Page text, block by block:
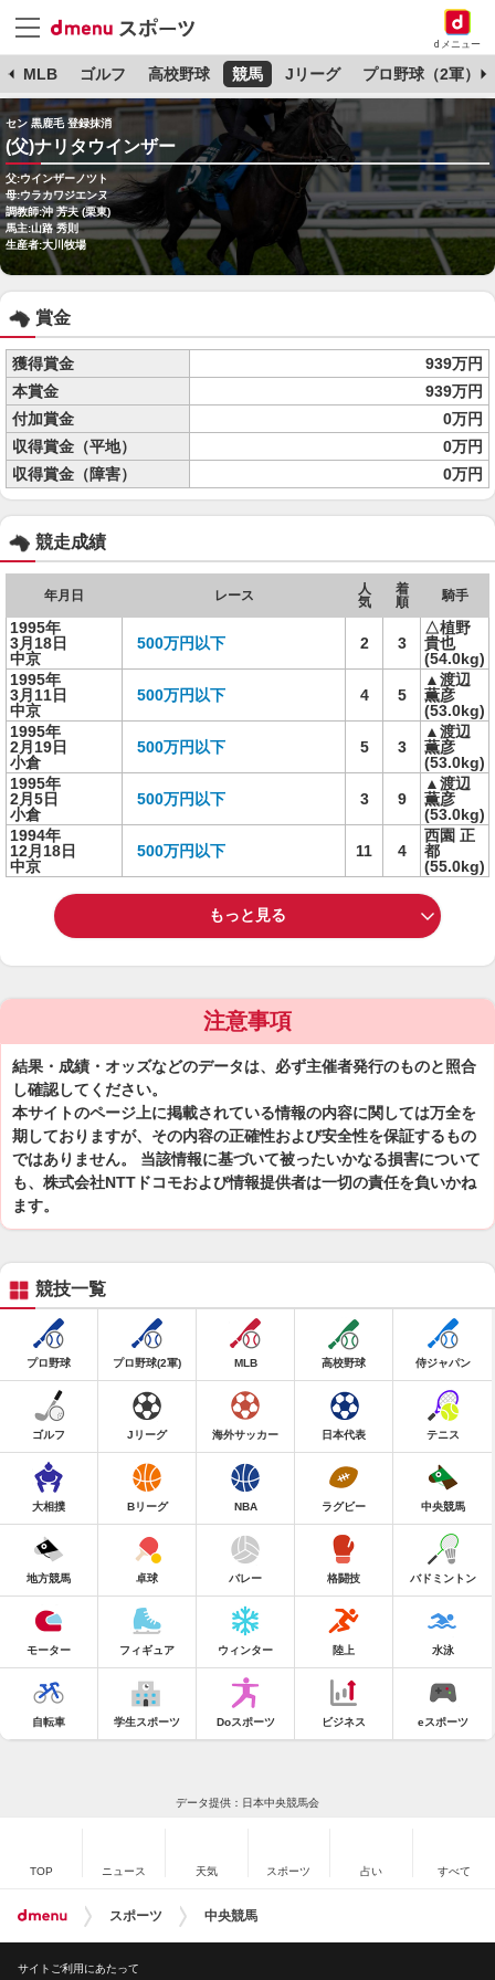
dメニュー
MLB ゴルフ 高校野球 競馬 Jリーグ プロ野球（2軍）
セン 黒鹿毛 登録抹消
(父)ナリタウインザー
父:ウインザーノツト
母:ウラカワジエンヌ
調教師:沖 芳夫 (栗東)
馬主:山路 秀則
生産者:大川牧場
賞金
獲得賞金
939万円
本賞金
939万円
付加賞金
0万円
収得賞金（平地）
0万円
収得賞金（障害）
0万円
競走成績
年月日 レース
人
気
着
順
騎手
1995年
3月18日
中京
500万円以下 2 3
△植野
貴也
(54.0kg)
1995年
3月11日
中京
500万円以下 4 5
▲渡辺
薫彦
(53.0kg)
1995年
2月19日
小倉
500万円以下 5 3
▲渡辺
薫彦
(53.0kg)
1995年
2月5日
小倉
500万円以下 3 9
▲渡辺
薫彦
(53.0kg)
1994年
12月18日
中京
500万円以下 11 4
西園 正
都
(55.0kg)
もっと見る
注意事項
結果・成績・オッズなどのデータは、必ず主催者発行のものと照合
し確認してください。
本サイトのページ上に掲載されている情報の内容に関しては万全を
期しておりますが、その内容の正確性および安全性を保証するもの
ではありません。 当該情報に基づいて被ったいかなる損害について
も、株式会社NTTドコモおよび情報提供者は一切の責任を負いかね
ます。
競技一覧
プロ野球 プロ野球(2軍) MLB 高校野球 侍ジャパン
ゴルフ Jリーグ 海外サッカー 日本代表 テニス
大相撲 Bリーグ NBA ラグビー 中央競馬
地方競馬 卓球 バレー 格闘技 バドミントン
モーター フィギュア ウィンター 陸上 水泳
自転車 学生スポーツ Doスポーツ ビジネス eスポーツ
データ提供：日本中央競馬会
TOP ニュース 天気 スポーツ 占い すべて
スポーツ 中央競馬
サイトご利用にあたって